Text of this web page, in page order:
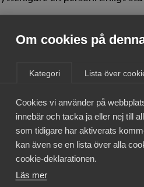
Om cookies på
Kategori Lista över
Cookies vi använder på
innebär och tacka ja eller nej till
som tidigare har aktiverats
kan även se en lista över alla
cookie-deklarationen.
Läs mer
vars
anses sakna
arbeta deltid.
vid tidpunkten för
uttalade att det inte
som endast kan
sedan anpassas i fråga om
får det dock normalt
på lite längre sikt. Enligt
fallet.